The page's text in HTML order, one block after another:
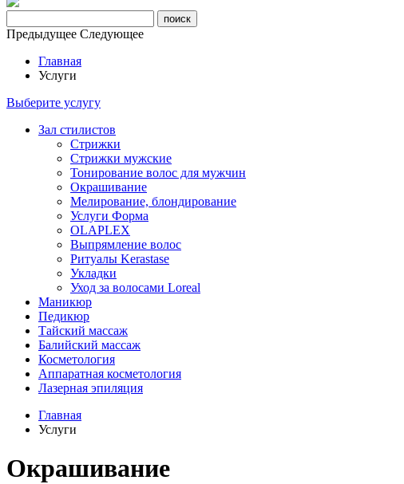
Предыдущее Следующее
Главная
Услуги
Выберите услугу
Зал стилистов
Стрижки
Стрижки мужские
Тонирование волос для мужчин
Окрашивание
Мелирование, блондирование
Услуги Форма
OLAPLEX
Выпрямление волос
Ритуалы Kerastase
Укладки
Уход за волосами Loreal
Маникюр
Педикюр
Тайский массаж
Балийский массаж
Косметология
Аппаратная косметология
Лазерная эпиляция
Главная
Услуги
Окрашивание